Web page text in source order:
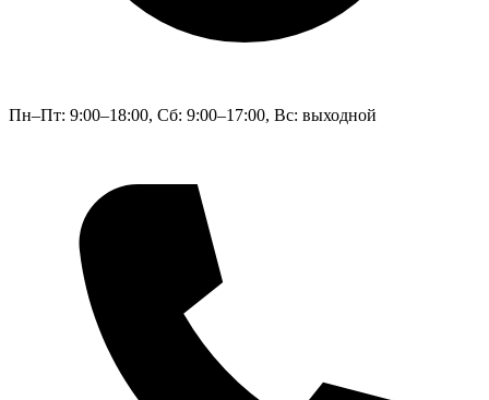
Пн–Пт: 9:00–18:00, Сб: 9:00–17:00, Bc: выходной